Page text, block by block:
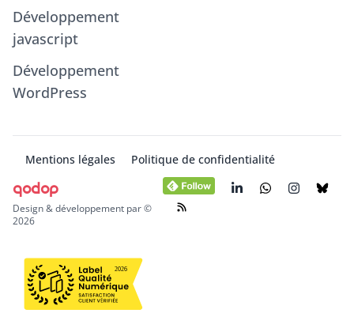
Développement
javascript
Développement
WordPress
Mentions légales Politique de confidentialité
qodop
Design & développement par ©
2026